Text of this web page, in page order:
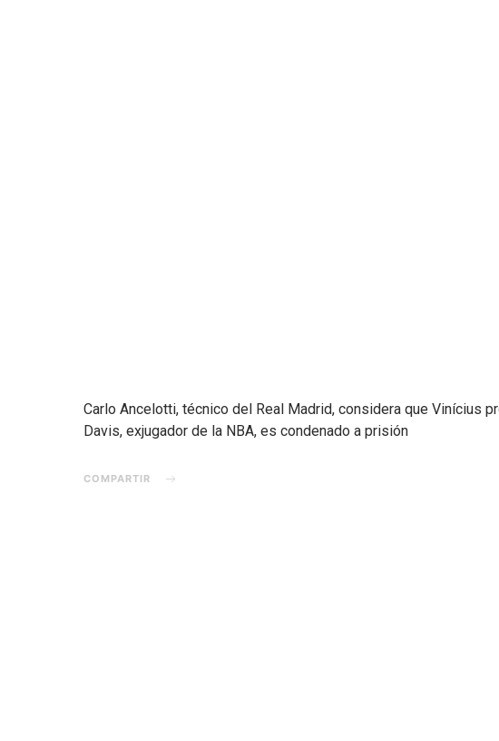
Carlo Ancelotti, técnico del Real Madrid, considera que Vinícius
Davis, exjugador de la NBA, es condenado a prisión
COMPARTIR